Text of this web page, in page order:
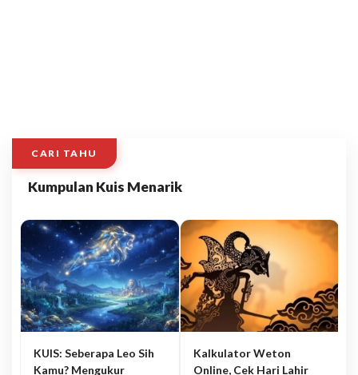
CARI TAHU
Kumpulan Kuis Menarik
KUIS: Seberapa Leo Sih
Kamu? Mengukur
Kalkulator Weton
Online, Cek Hari Lahir